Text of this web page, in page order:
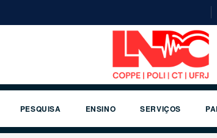
IR
PARA
O
CONTEÚDO
PESQUISA ENSINO SERVIÇOS